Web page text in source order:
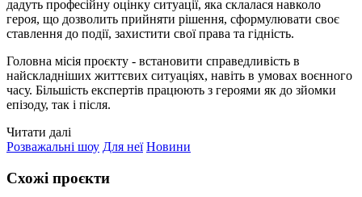
дадуть професійну оцінку ситуації, яка склалася навколо
героя, що дозволить прийняти рішення, сформулювати своє
ставлення до події, захистити свої права та гідність.
Головна місія проєкту - встановити справедливість в
найскладніших життєвих ситуаціях, навіть в умовах воєнного
часу. Більшість експертів працюють з героями як до зйомки
епізоду, так і після.
Читати далі
Розважальні шоу Для неї Новини
Схожі проєкти